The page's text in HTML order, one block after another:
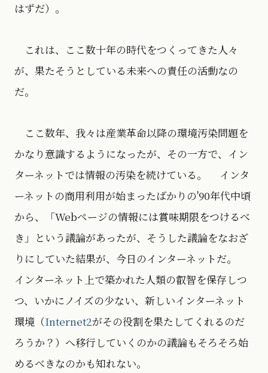
はずだ）。
これは、ここ数十年の時代をつくってきた人々
が、果たそうとしている未来への責任の活動なの
だ。
ここ数年、我々は産業革命以降の環境汚染問題を
かなり意識するようになったが、その一方で、イン
ターネットでは情報の汚染を続けている。 インタ
ーネットの商用利用が始まったばかりの'90年代中頃
から、「Webページの情報には賞味期限をつけるべ
き」という議論があったが、そうした議論をなおざ
りにしていた結果が、今日のインターネットだ。
インターネット上で築かれた人類の叡智を保存しつ
つ、いかにノイズの少ない、新しいインターネット
環境（Internet2がその役割を果たしてくれるのだ
ろうか？）へ移行していくのかの議論もそろそろ始
めるべきなのかも知れない。